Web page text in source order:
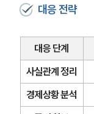
대응 전략
대응 단계
사실관계 정리
경제상황 분석